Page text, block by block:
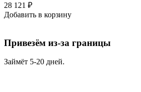
28 121 ₽
Добавить в корзину
Привезём из-за границы
Займёт 5-20 дней.